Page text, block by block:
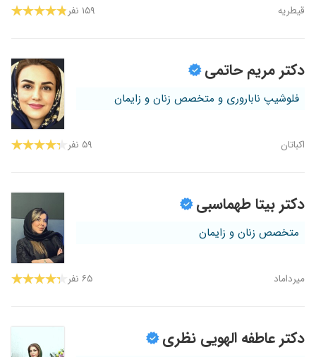
قیطریه ۱۵۹ نفر
دکتر مریم حاتمی
فلوشیپ ناباروری و متخصص زنان و زایمان
اکباتان ۵۹ نفر
دکتر بیتا طهماسبی
متخصص زنان و زایمان
میرداماد ۶۵ نفر
دکتر عاطفه الهویی نظری